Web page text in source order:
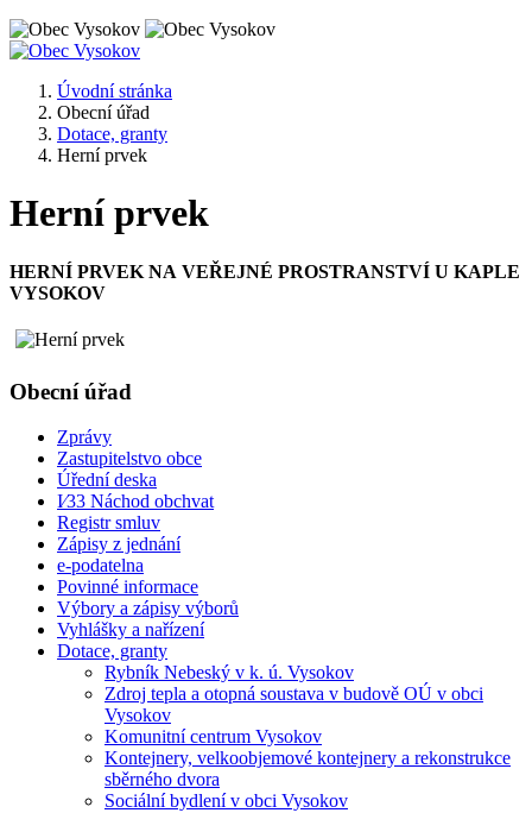
Úvodní stránka
Obecní úřad
Dotace, granty
Herní prvek
Herní prvek
HERNÍ PRVEK NA VEŘEJNÉ PROSTRANSTVÍ U KAPLE
VYSOKOV
Obecní úřad
Zprávy
Zastupitelstvo obce
Úřední deska
I⁄33 Náchod obchvat
Registr smluv
Zápisy z jednání
e-podatelna
Povinné informace
Výbory a zápisy výborů
Vyhlášky a nařízení
Dotace, granty
Rybník Nebeský v k. ú. Vysokov
Zdroj tepla a otopná soustava v budově OÚ v obci
Vysokov
Komunitní centrum Vysokov
Kontejnery, velkoobjemové kontejnery a rekonstrukce
sběrného dvora
Sociální bydlení v obci Vysokov